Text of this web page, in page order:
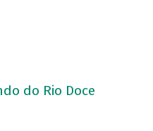
do Rio Doce